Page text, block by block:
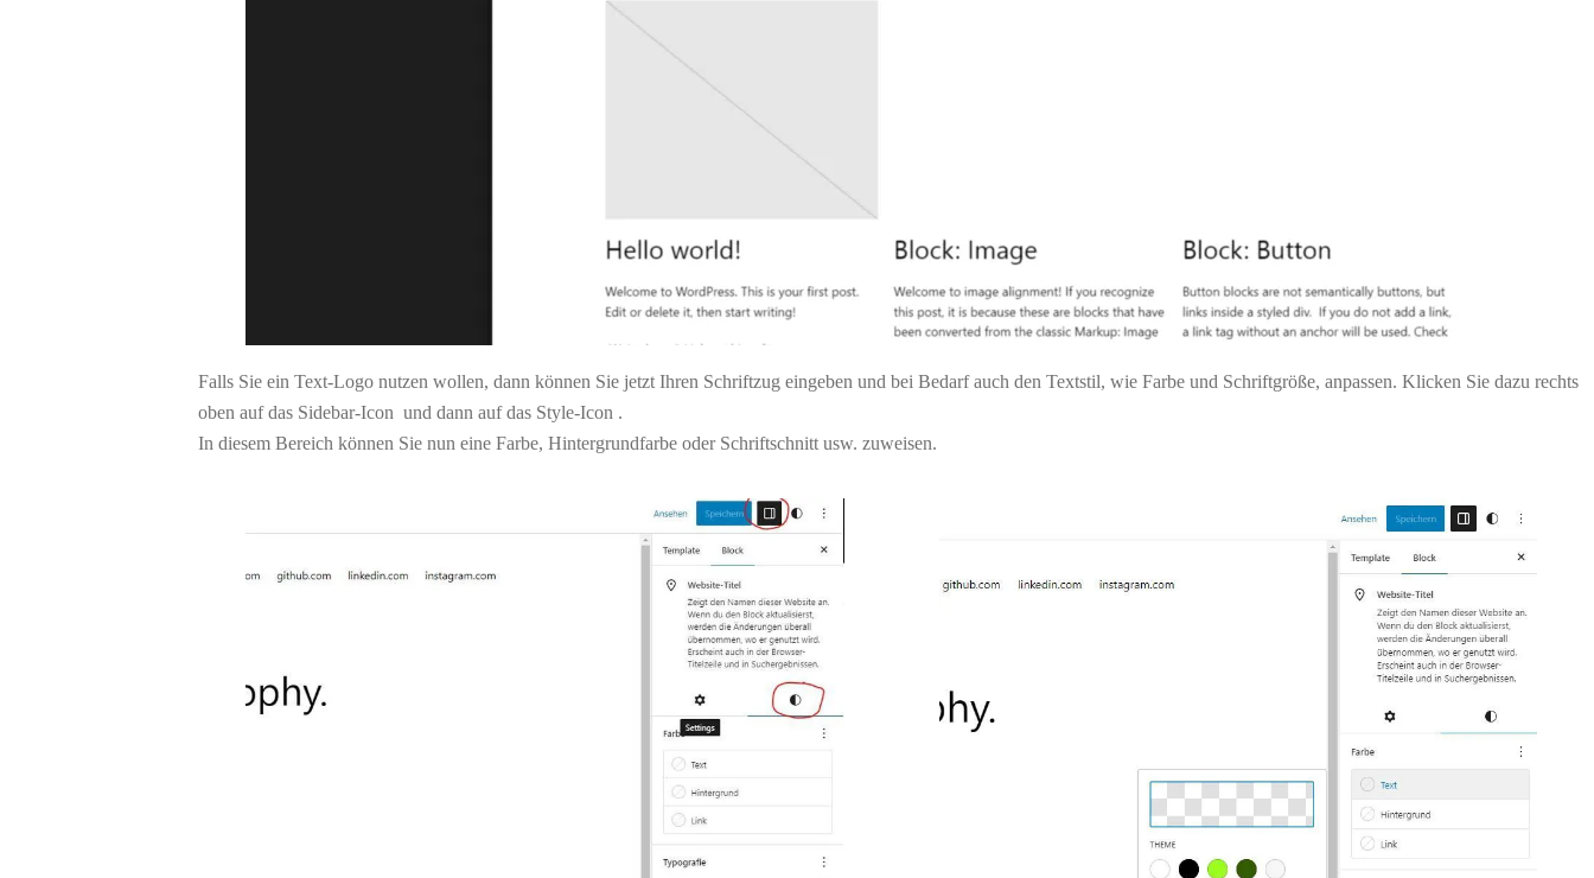
Falls Sie ein Text-Logo nutzen wollen, dann können Sie jetzt Ihren Schriftzug eingeben und bei Bedarf auch den Textstil, wie Farbe und Schriftgröße, anpassen. Klicken Sie dazu rechts
oben auf das Sidebar-Icon und dann auf das Style-Icon .
In diesem Bereich können Sie nun eine Farbe, Hintergrundfarbe oder Schriftschnitt usw. zuweisen.